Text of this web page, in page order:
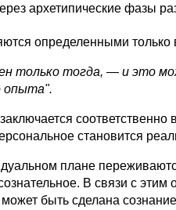
архетипические фазы
определенными
только тогда, — и это
опыта".
становится
плане
В связи с этим
быть сделана